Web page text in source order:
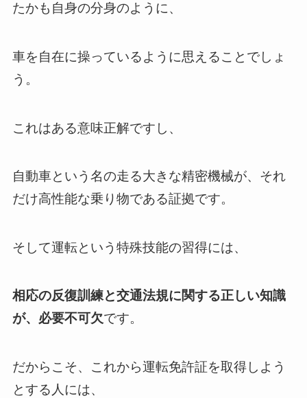
たかも自身の分身のように、
車を自在に操っているように思えることでしょ
う。
これはある意味正解ですし、
自動車という名の走る大きな精密機械が、それ
だけ高性能な乗り物である証拠です。
そして運転という特殊技能の習得には、
相応の反復訓練と交通法規に関する正しい知識
が、必要不可欠です。
だからこそ、これから運転免許証を取得しよう
とする人には、